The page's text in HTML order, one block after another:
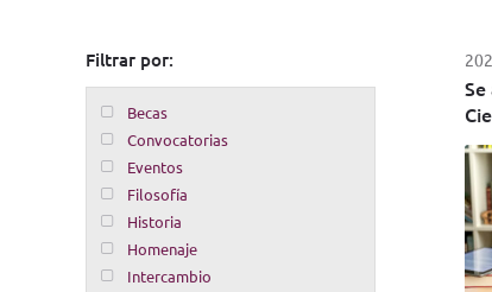
Filtrar por:
Becas
Convocatorias
Eventos
Filosofía
Historia
Homenaje
Intercambio